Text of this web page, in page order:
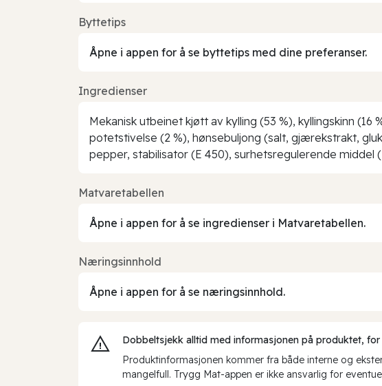
Byttetips
Åpne i appen for å se byttetips med dine preferanser.
Ingredienser
Mekanisk utbeinet kjøtt av kylling (53 %), kyllingskinn
potetstivelse (2 %), hønsebuljong (salt, gjærekstrakt,
pepper, stabilisator (E 450), surhetsregulerende middel
Matvaretabellen
Åpne i appen for å se ingredienser i Matvaretabellen.
Næringsinnhold
Åpne i appen for å se næringsinnhold.
Dobbeltsjekk alltid med informasjonen på produktet,
Produktinformasjonen kommer fra både interne og
mangelfull. Trygg Mat-appen er ikke ansvarlig for